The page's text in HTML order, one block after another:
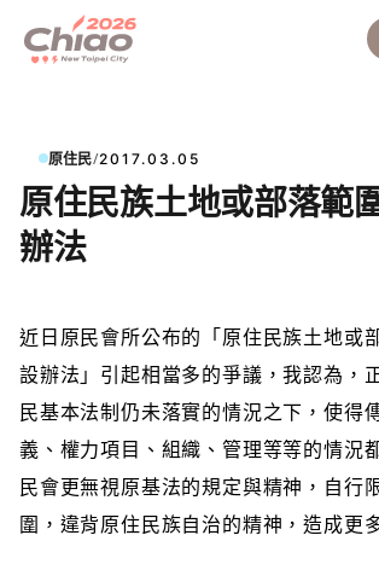
原住民/2017.03.05
原住民族土地或部落範
辦法
近日原民會所公布的「原住民族土地或
設辦法」引起相當多的爭議，我認為，
民基本法制仍未落實的情況之下，使得
義、權力項目、組織、管理等等的情況
民會更無視原基法的規定與精神，自行
圍，違背原住民族自治的精神，造成更